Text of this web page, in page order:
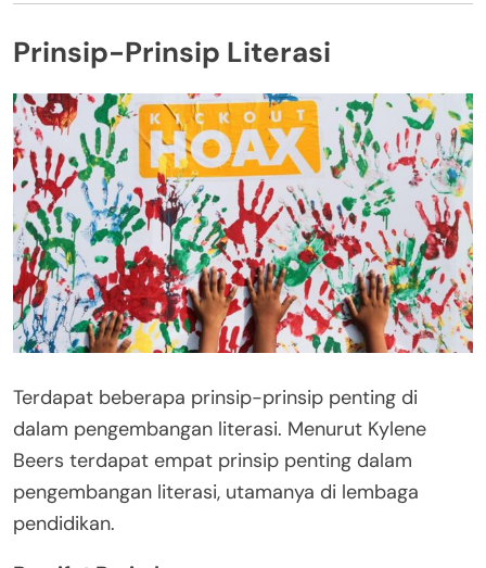
Prinsip-Prinsip Literasi
Terdapat beberapa prinsip-prinsip penting di
dalam pengembangan literasi. Menurut Kylene
Beers terdapat empat prinsip penting dalam
pengembangan literasi, utamanya di lembaga
pendidikan.